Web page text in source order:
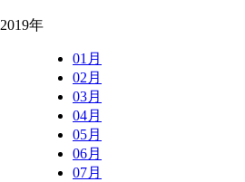
2019年
01月
02月
03月
04月
05月
06月
07月